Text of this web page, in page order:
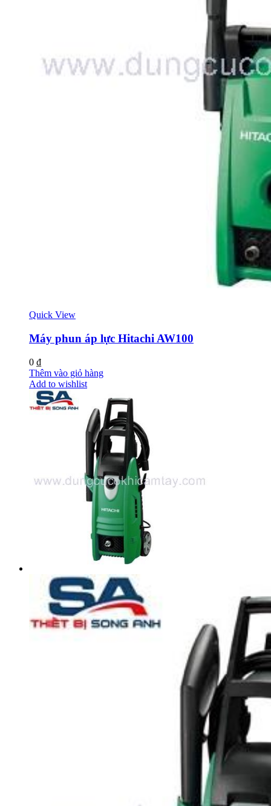
Quick View
Máy phun áp lực Hitachi AW100
0 ₫
Thêm vào giỏ hàng
Add to wishlist